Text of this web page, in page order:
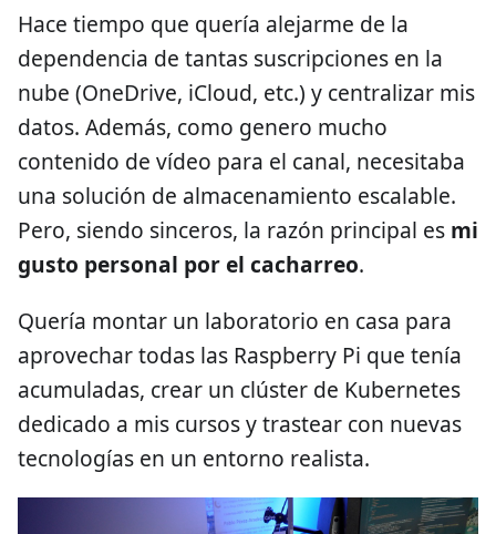
Hace tiempo que quería alejarme de la
dependencia de tantas suscripciones en la
nube (OneDrive, iCloud, etc.) y centralizar mis
datos. Además, como genero mucho
contenido de vídeo para el canal, necesitaba
una solución de almacenamiento escalable.
Pero, siendo sinceros, la razón principal es mi
gusto personal por el cacharreo.
Quería montar un laboratorio en casa para
aprovechar todas las Raspberry Pi que tenía
acumuladas, crear un clúster de Kubernetes
dedicado a mis cursos y trastear con nuevas
tecnologías en un entorno realista.